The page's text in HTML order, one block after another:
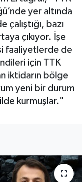
yer altında
çalıştığı, bazı
çıkıyor. İşe
faaliyetlerde de
için TTK
iktidarın bölge
yeni bir durum
kurmuşlar."